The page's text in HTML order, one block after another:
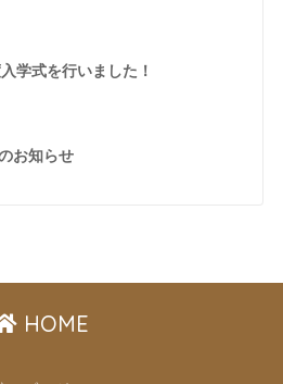
学式を行いました！
お知らせ
HOME